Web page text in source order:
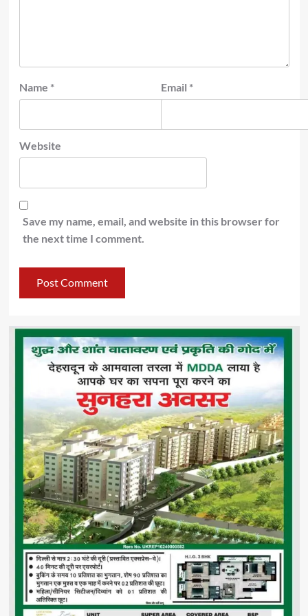
Name * Email *
Website
Save my name, email, and website in this browser for
the next time I comment.